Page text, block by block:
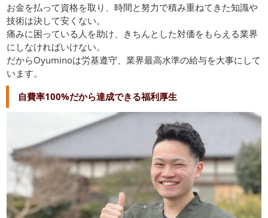
お金を払って資格を取り、時間と努力で積み重ねてきた知識や
技術は決して安くない。
痛みに困っている人を助け、きちんとした対価をもらえる業界
にしなければいけない。
だからOyuminoは労基遵守、業界最高水準の給与を大事にして
います。
自費率100%だから達成できる福利厚生